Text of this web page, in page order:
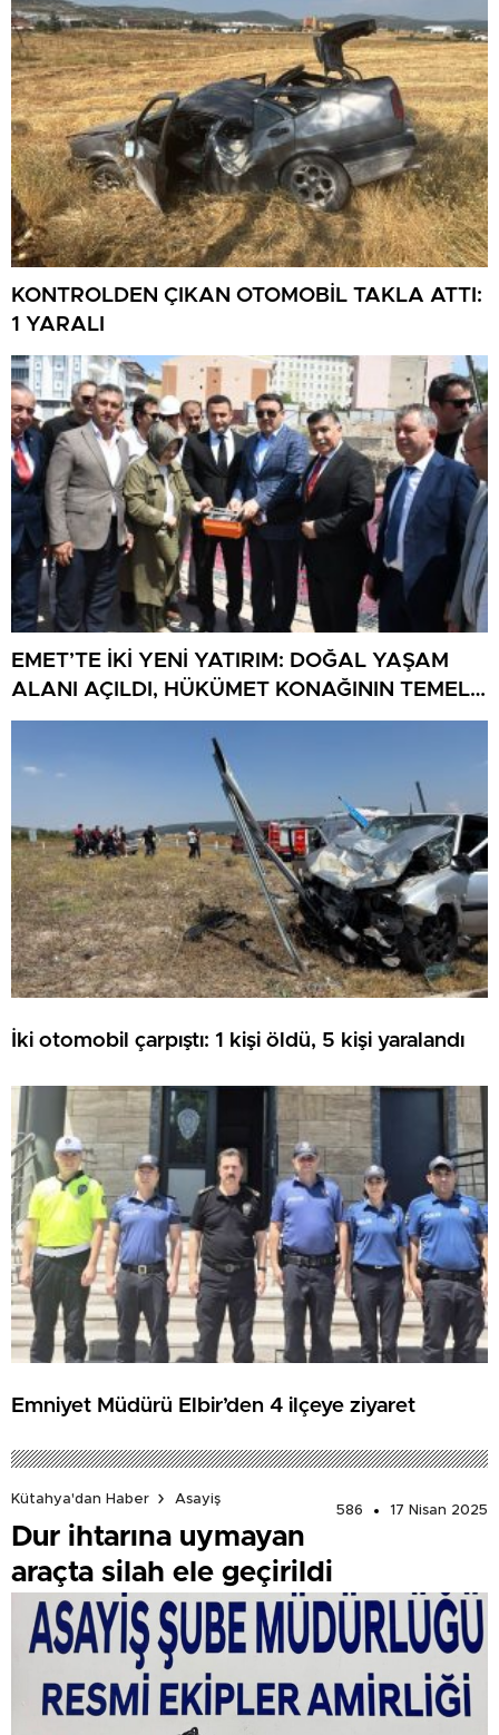
KONTROLDEN ÇIKAN OTOMOBİL TAKLA ATTI:
1 YARALI
EMET’TE İKİ YENİ YATIRIM: DOĞAL YAŞAM
ALANI AÇILDI, HÜKÜMET KONAĞININ TEMELİ
ATILDI
İki otomobil çarpıştı: 1 kişi öldü, 5 kişi yaralandı
Emniyet Müdürü Elbir’den 4 ilçeye ziyaret
Kütahya'dan Haber
Asayiş
586
17 Nisan 2025
Dur ihtarına uymayan
araçta silah ele geçirildi